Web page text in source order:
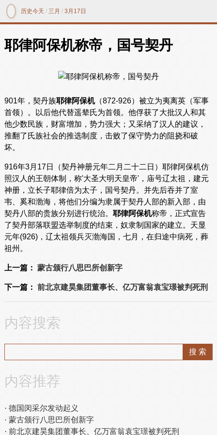
历史今天 /三月 /3月17日
耶律阿保机称帝，国号契丹
901年，契丹族耶律阿保机（872-926）被立为夷离英（军事
首领）。以后他代替遥辇氏为首领。他俘获了大批汉人和其
他少数民族，财富增加，势力强大；又采纳了汉人的建议，
推翻了氏族社会的推选制度，击败了保守势力的阻挠和破
坏。
916年3月17日（契丹神册元年二月二十二日）耶律阿保机仿
照汉人的王朝体制，称'大圣大明天皇帝'，庙号辽太祖，建元
神册，立长子耶律倍为太子，国号契丹。并先后吞并了室
韦、奚和渤海，将他们分编为隶属于契丹人部的新入部，由
契丹八部的贵族分别进行统治。 耶律阿保机称帝，正式宣告
了契丹部落联盟选举制度的结束，奴隶制国家的建立。天显
元年(926)，辽太祖领兵灭渤海国，七月，在归途中病死，葬
祖州。
上一篇： 蒙古颁行八思巴所创新字
下一篇： 前北京建昊集团董事长、亿万富翁袁宝璟被判死刑
内容搜索
内容推荐
德国闵采尔发动起义
蒙古颁行八思巴所创新字
前北京建昊集团董事长、亿万富翁袁宝璟被判死刑